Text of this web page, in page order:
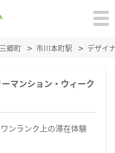
郷町 市川本町駅 デザイ
マンション・ウィーク
ワンランク上の滞在体験